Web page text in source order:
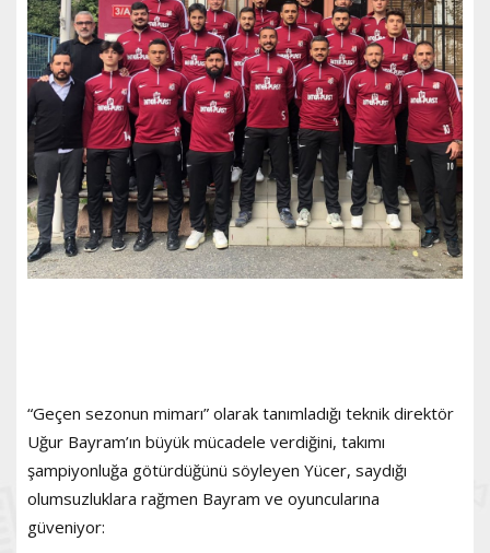
“Geçen sezonun mimarı” olarak tanımladığı teknik direktör
Uğur Bayram’ın büyük mücadele verdiğini, takımı
şampiyonluğa götürdüğünü söyleyen Yücer, saydığı
olumsuzluklara rağmen Bayram ve oyuncularına
güveniyor: